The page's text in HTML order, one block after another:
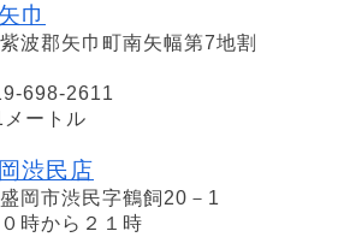
巾
波郡矢巾町南矢幅第7地割
698-2611
ートル
渋民店
岡市渋民字鶴飼20－1
時から２１時